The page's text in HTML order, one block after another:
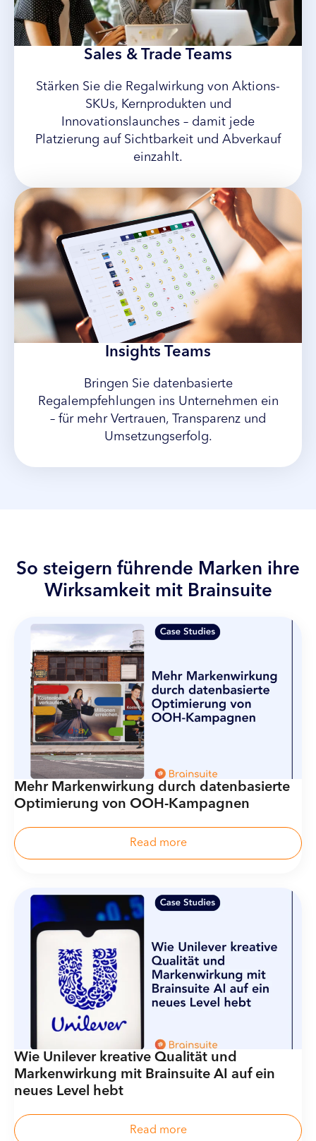
Sales & Trade Teams
Stärken Sie die Regalwirkung von Aktions-
SKUs, Kernprodukten und
Innovationslaunches – damit jede
Platzierung auf Sichtbarkeit und Abverkauf
einzahlt.
Insights Teams
Bringen Sie datenbasierte
Regalempfehlungen ins Unternehmen ein
– für mehr Vertrauen, Transparenz und
Umsetzungserfolg.
So steigern führende Marken ihre
Wirksamkeit mit Brainsuite
Mehr Markenwirkung durch datenbasierte
Optimierung von OOH-Kampagnen
Read more
Wie Unilever kreative Qualität und
Markenwirkung mit Brainsuite AI auf ein
neues Level hebt
Read more